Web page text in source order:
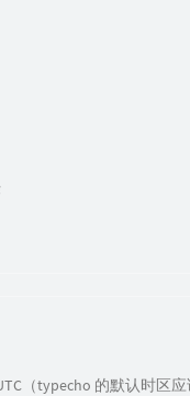
（typecho 的默认时区